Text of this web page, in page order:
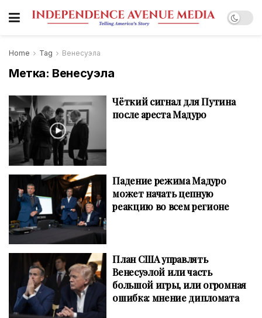
Home Tag Венесуэла
Метка: Венесуэла
Чёткий сигнал для Путина
после ареста Мадуро
Падение режима Мадуро
может начать цепную
реакцию во всем регионе
План США управлять
Венесуэлой или часть
большой игры, или огромная
ошибка: мнение дипломата